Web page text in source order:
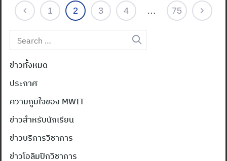
1 2 3 4 … 75
Search
for:
ข่าวทั้งหมด
ประกาศ
ความภูมิใจของ MWIT
ข่าวสำหรับนักเรียน
ข่าวบริการวิชาการ
ข่าวโอลิมปิกวิชาการ